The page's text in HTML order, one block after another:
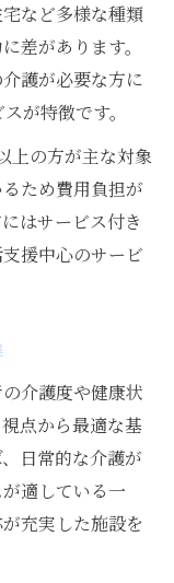
など多様な種類
差があります。
護が必要な方に
が特徴です。
上の方が主な対象
ため費用負担が
はサービス付き
援中心のサービ
介護度や健康状
点から最適な基
日常的な介護が
適している一
充実した施設を